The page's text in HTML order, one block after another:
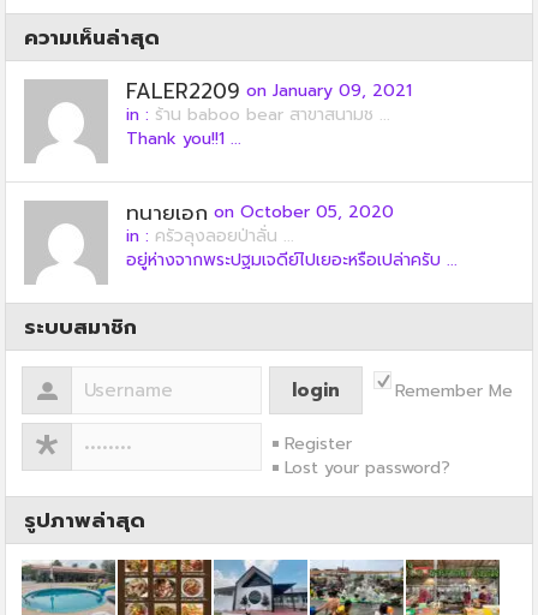
ความเห็นล่าสุด
FALER2209 on January 09, 2021
in : ร้าน baboo bear สาขาสนามช ...
Thank you!!1 ...
ทนายเอก on October 05, 2020
in : ครัวลุงลอยป่าลั่น ...
อยู่ห่างจากพระปฐมเจดีย์ไปเยอะหรือเปล่าครับ ...
ระบบสมาชิก
Remember Me
Register
Lost your password?
รูปภาพล่าสุด